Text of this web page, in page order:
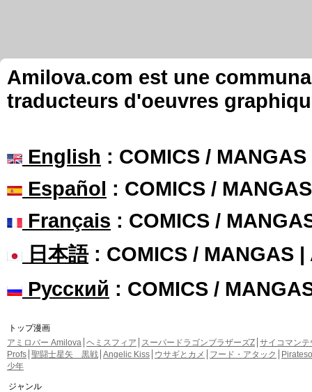
Amilova.com est une
traducteurs d'oeuvres
English : COMICS /
Español : COMICS /
Français : COMICS /
日本語: COMICS / MANGAS |
Русский : COMICS /
トップ漫画
アミロバー Amilova ヘミスフィア スーパードラゴンブラザーズZ サイコマンテ
Profs 聖闘士星矢 黒戦 Angelic Kiss ウサギとカメ フード・アタック
少年
ジャンル